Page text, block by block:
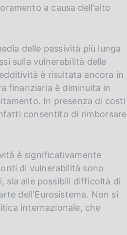
a causa dell'alto
delle passività più lunga
sulla vulnerabilità delle
è risultata ancora in
finanziaria è diminuita in
In presenza di costi
consentito di rimborsare
è significativamente
di vulnerabilità sono
sia alle possibili difficoltà di
dell'Eurosistema. Non si
internazionale, che